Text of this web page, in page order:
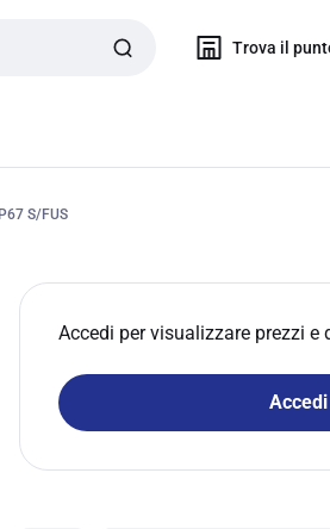
Trova il
S/FUS
Accedi per visualizzare prezzi e
Accedi